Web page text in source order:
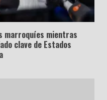
marroquíes mientras
clave de Estados